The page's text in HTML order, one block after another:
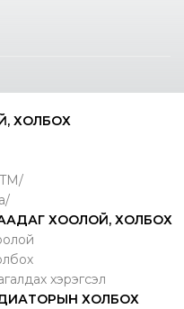
ХОЛБОХ
ХООЛОЙ, ХОЛБОХ
хэрэгсэл
ХОЛБОХ